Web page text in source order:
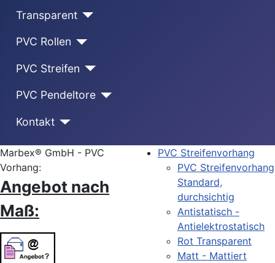
Transparent
PVC Rollen
PVC Streifen
PVC Pendeltore
Kontakt
Marbex® GmbH - PVC
Vorhang:
Angebot nach
Maß:
PVC Streifenvorhang
PVC Streifenvorhang
Standard,
durchsichtig
Antistatisch -
Antielektrostatisch
Rot Transparent
Matt - Mattiert